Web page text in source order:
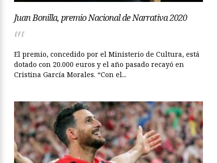
Juan Bonilla, premio Nacional de Narrativa 2020
EFE
El premio, concedido por el Ministerio de Cultura, está
dotado con 20.000 euros y el año pasado recayó en
Cristina García Morales. “Con el...